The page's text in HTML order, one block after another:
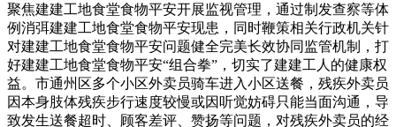
聚焦建建工地食堂食物平安开展监视管理，通过制发查察等体
例消弭建建工地食堂食物平安现患，同时鞭策相关行政机关针
对建建工地食堂食物平安问题健全完美长效协同监管机制，打
好建建工地食堂食物平安“组合拳”，切实了建建工人的健康权
益。市通州区多个小区外卖员骑车进入小区送餐，残疾外卖员
因本身肢体残疾步行速度较慢或因听觉妨碍只能当面沟通，导
致发生送餐超时、顾客差评、赞扬等问题，对残疾外卖员的经